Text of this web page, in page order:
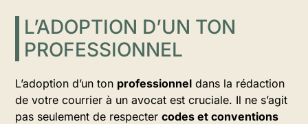
L’ADOPTION D’UN TON
PROFESSIONNEL
L’adoption d’un ton professionnel dans la rédaction
de votre courrier à un avocat est cruciale. Il ne s’agit
pas seulement de respecter codes et conventions